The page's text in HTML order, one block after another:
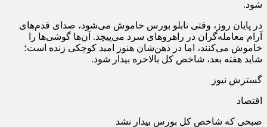
شود.
در پایان روز، وقتی تابلو بورس خاموش می‌شود، صدای قدم‌های
آرام معامله‌گران در راهروهای سرد می‌پیچد. آن‌ها گوشی‌ها را
خاموش می‌کنند، اما در ذهن‌شان هنوز امید کوچکی زنده است؛
شاید هفته بعد، شاخص کل بالاخره بیدار شود.
گسترش نیوز
اقتصاد
صبحی که شاخص کل بورس بیدار نشد